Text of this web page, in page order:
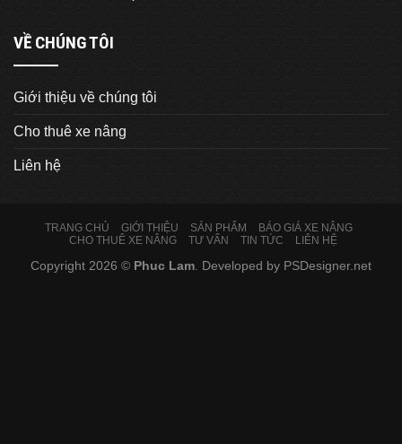
VỀ CHÚNG TÔI
Giới thiệu về chúng tôi
Cho thuê xe nâng
Liên hệ
TRANG CHỦ GIỚI THIỆU SẢN PHẨM
BÁO GIÁ XE NÂNG
CHO THUÊ XE NÂNG
TƯ VẤN TIN TỨC LIÊN HỆ
Copyright 2026 © Phuc Lam . Developed by PSDesigner.net